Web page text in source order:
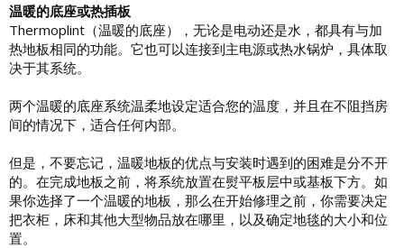
温暖的底座或热插板
Thermoplint（温暖的底座），无论是电动还是水，都具有与加
热地板相同的功能。它也可以连接到主电源或热水锅炉，具体取
决于其系统。
两个温暖的底座系统温柔地设定适合您的温度，并且在不阻挡房
间的情况下，适合任何内部。
但是，不要忘记，温暖地板的优点与安装时遇到的困难是分不开
的。在完成地板之前，将系统放置在熨平板层中或基板下方。如
果你选择了一个温暖的地板，那么在开始修理之前，你需要决定
把衣柜，床和其他大型物品放在哪里，以及确定地毯的大小和位
置。